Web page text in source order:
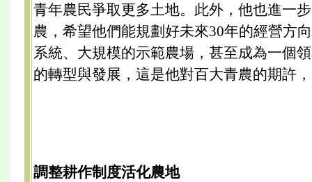
青年農民爭取更多土地。此外，他也進一
農，希望他們能規劃好未來30年的經營方
系統、大規模的示範農場，甚至成為一個
的轉型與發展，這是他對百大青農的期許
調整耕作制度活化農地